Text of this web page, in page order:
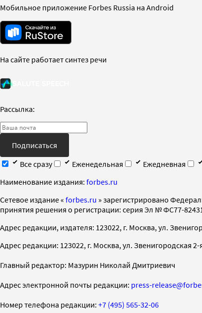
Мобильное приложение Forbes Russia на Android
На сайте работает синтез речи
Рассылка:
Подписаться
Все сразу
Еженедельная Ежедневная
Наименование издания: forbes.ru
Cетевое издание « forbes.ru » зарегистрировано
принятия решения о регистрации: серия Эл № ФС77-
Адрес редакции, издателя: 123022, г. Москва, ул.
Адрес редакции: 123022, г. Москва, ул. Звенигородская 2-
Главный редактор: Мазурин Николай Дмитриевич
Адрес электронной почты редакции: press-
Номер телефона редакции: +7 (495) 565-32-06